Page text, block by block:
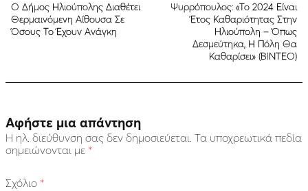
Ο Δήμος Ηλιούπολης Διαθέτει
Θερμαινόμενη Αίθουσα Σε
Όσους Το Έχουν Ανάγκη
Ψυρρόπουλος: «Το 2024 Είναι
Έτος Καθαριότητας Στην
Ηλιούπολη – Όπως
Δεσμεύτηκα, Η Πόλη Θα
Καθαρίσει» (ΒΙΝΤΕΟ)
Αφήστε μια απάντηση
Η ηλ. διεύθυνση σας δεν δημοσιεύεται. Τα υποχρεωτικά πεδία
σημειώνονται με *
Σχόλιο *